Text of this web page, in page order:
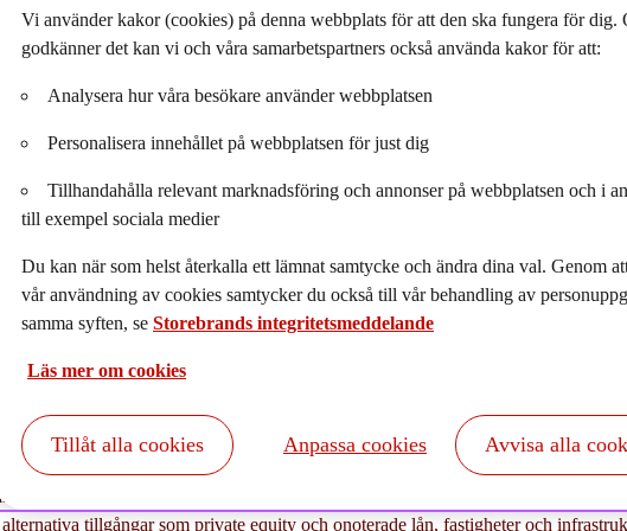
COVID 19 har påverkat oss alla på ett både personligt och
har under omständigheterna klarat sig bra och lyckats
intressen.
fortsätter att leverera starka resultat och attraherar nytt kapital i takt med
väljer att styra om allt mer kapital till lösningar som erbjuder stabil avkastning
utveckling. Starka kapitalmarknader och låga obligationsräntor fortsätter att öka
tillgångar som private equity och onoterade lån, fastigheter och
Vi använder kakor (cookies) på denna webbplats för att den ska fungera för dig.
godkänner det kan vi och våra samarbetspartners också använda kakor för att:
Analysera hur våra besökare använder webbplatsen
Personalisera innehållet på webbplatsen för just dig
Tillhandahålla relevant marknadsföring och annonser på webbplatsen och i
till exempel sociala medier
Du kan när som helst återkalla ett lämnat samtycke och ändra dina val. Genom
vår användning av cookies samtycker du också till vår behandling av
samma syften, se Storebrands integritetsmeddelande
Läs mer om cookies
Anpassa cookies Avvisa alla
Tillåt alla cookies